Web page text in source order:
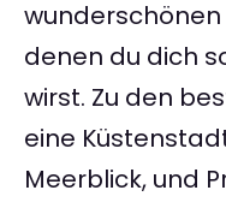
denen du dich
wirst. Zu den
eine
Meerblick, und